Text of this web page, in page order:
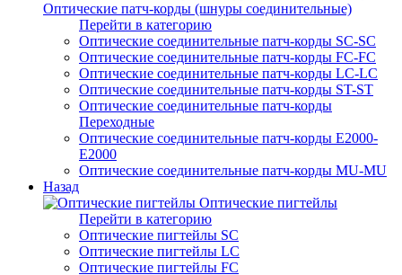
Оптические патч-корды (шнуры соединительные)
Перейти в категорию
Оптические соединительные патч-корды SC-SC
Оптические соединительные патч-корды FC-FC
Оптические соединительные патч-корды LC-LC
Оптические соединительные патч-корды ST-ST
Оптические соединительные патч-корды
Переходные
Оптические соединительные патч-корды E2000-
E2000
Оптические соединительные патч-корды MU-MU
Назад
Оптические пигтейлы
Перейти в категорию
Оптические пигтейлы SC
Оптические пигтейлы LC
Оптические пигтейлы FC